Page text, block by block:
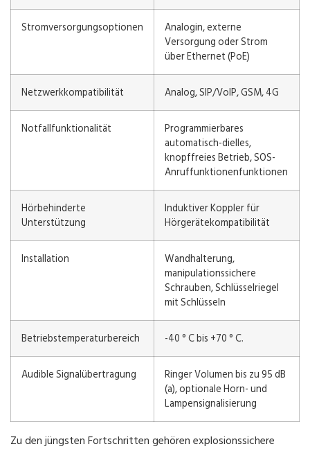
Stromversorgungsoptionen
Analogin, externe
Versorgung oder Strom
über Ethernet (PoE)
Netzwerkkompatibilität Analog, SIP/VoIP, GSM, 4G
Notfallfunktionalität
Programmierbares
automatisch-dielles,
knopffreies Betrieb, SOS-
Anruffunktionenfunktionen
Hörbehinderte
Unterstützung
Induktiver Koppler für
Hörgerätekompatibilität
Installation
Wandhalterung,
manipulationssichere
Schrauben, Schlüsselriegel
mit Schlüsseln
Betriebstemperaturbereich -40 ° C bis +70 ° C.
Audible Signalübertragung
Ringer Volumen bis zu 95 dB
(a), optionale Horn- und
Lampensignalisierung
Zu den jüngsten Fortschritten gehören explosionssichere